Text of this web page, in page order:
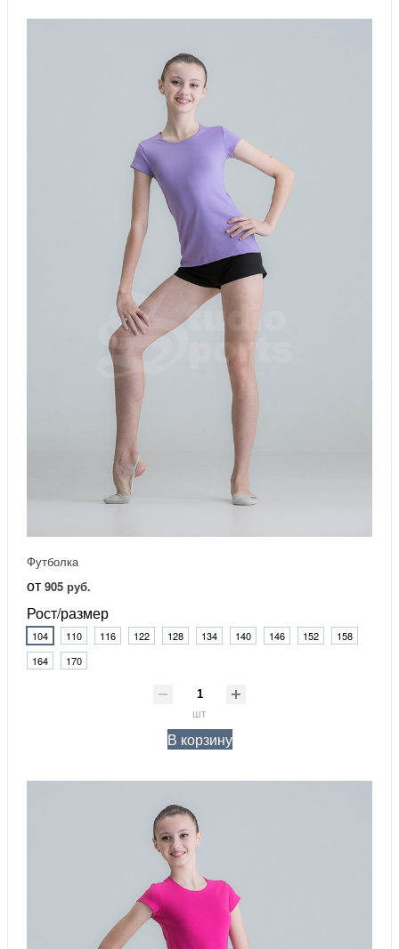
Футболка
от 905 руб.
Рост/размер
104 110 116 122 128 134 140 146 152
158
164
170
шт
В корзину